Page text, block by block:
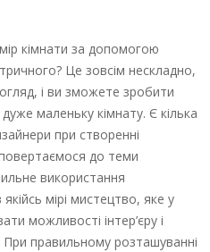
кімнати за допомогою
Це зовсім нескладно,
і ви зможете зробити
маленьку кімнату. Є кілька
при створенні
до теми
використання
мірі мистецтво, яке у
можливості інтер’єру і
правильному розташуванні